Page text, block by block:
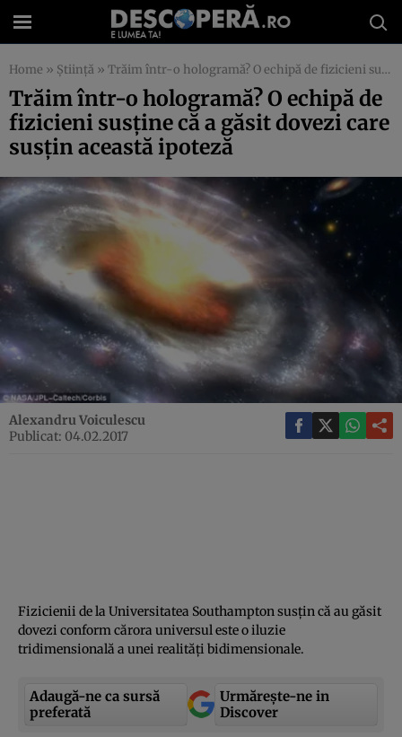
Home » Știință » Trăim într-o hologramă? O echipă de fizicieni susţine că a găsit dovezi care susţin această ipoteză
Trăim într-o hologramă? O echipă de
fizicieni susţine că a găsit dovezi care
susţin această ipoteză
Alexandru Voiculescu
Publicat: 04.02.2017
Fizicienii de la Universitatea Southampton susţin că au găsit
dovezi conform cărora universul este o iluzie
tridimensională a unei realităţi bidimensionale.
Adaugă-ne ca sursă
preferată
Urmărește-ne in
Discover